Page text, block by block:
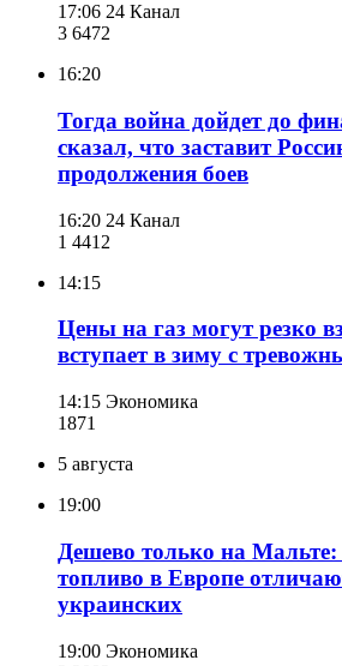
17:06 24 Канал
3 6472
16:20
Тогда война дойдет до
сказал, что заставит
продолжения боев
16:20 24 Канал
1 441 2
14:15
Цены на газ могут резко
вступает в зиму с
14:15 Экономика
1871
5 августа
19:00
Дешево только на
топливо в Европе
украинских
19:00 Экономика